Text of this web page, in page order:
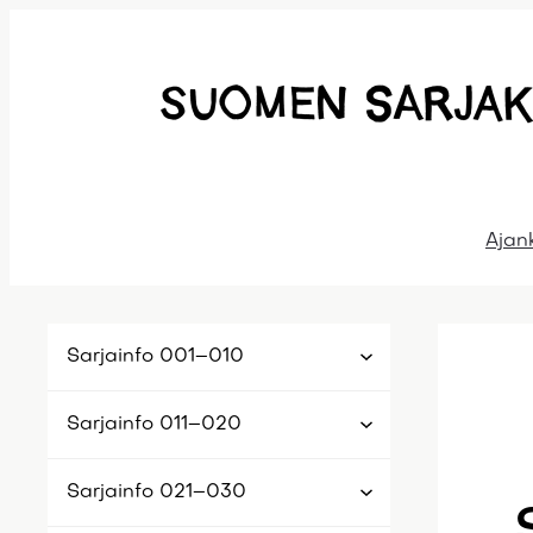
Sarjainfo 001–010
Sarjainfo 011–020
Sarjainfo 021–030